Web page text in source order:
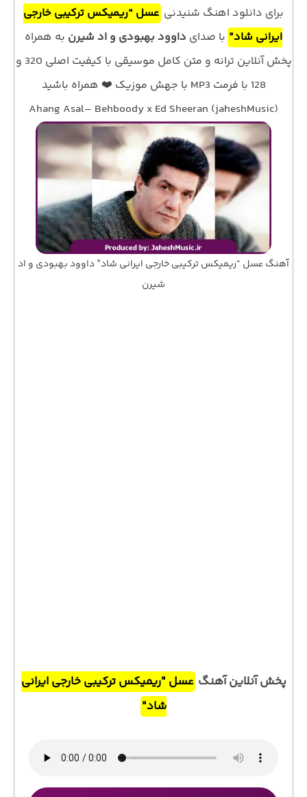
برای دانلود اهنگ شنیدنی عسل “ریمیکس ترکیبی خارجی
ایرانی شاد” با صدای داوود بهبودی و اد شیرن به همراه
پخش آنلاین ترانه و متن کامل موسیقی با کیفیت اصلی 320 و
128 با فرمت MP3 با جهش موزیک ❤️ همراه باشید
Ahang Asal– Behboody x Ed Sheeran (jaheshMusic)
آهنگ عسل “ریمیکس ترکیبی خارجی ایرانی شاد” داوود بهبودی و اد
شیرن
پخش آنلاین آهنگ عسل "ریمیکس ترکیبی خارجی ایرانی
شاد"